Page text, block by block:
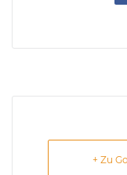
+ Zu